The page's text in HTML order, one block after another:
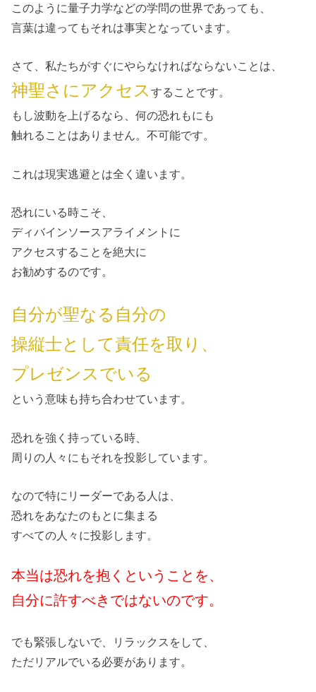
このように量子力学などの学問の世界であっても、
言葉は違ってもそれは事実となっています。
さて、私たちがすぐにやらなければならないことは、
神聖さにアクセスすることです。
もし波動を上げるなら、何の恐れもにも
触れることはありません。不可能です。
これは現実逃避とは全く違います。
恐れにいる時こそ、
ディバインソースアライメントに
アクセスすることを絶大に
お勧めするのです。
自分が聖なる自分の
操縦士として責任を取り、
プレゼンスでいる
という意味も持ち合わせています。
恐れを強く持っている時、
周りの人々にもそれを投影しています。
なので特にリーダーである人は、
恐れをあなたのもとに集まる
すべての人々に投影します。
本当は恐れを抱くということを、
自分に許すべきではないのです。
でも緊張しないで、リラックスをして、
ただリアルでいる必要があります。